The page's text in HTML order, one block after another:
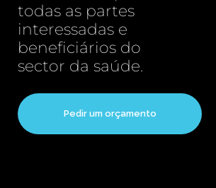
todas as partes
interessadas e
beneficiários do
sector da saúde.
Pedir um orçamento